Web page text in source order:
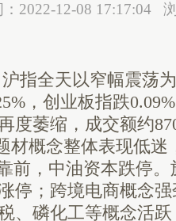
2022-12-08 17:17:04
全天以窄幅震荡为
，创业板指跌
度萎缩，成交额约
材概念整体表现低
前，中油资本跌停
停；跨境电商概念
、磷化工等概念活